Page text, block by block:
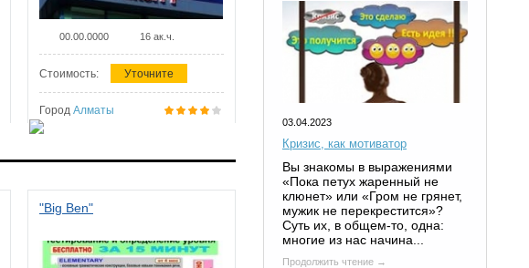
00.00.0000 16 ак.ч.
Стоимость: Уточните
Город Алматы
"Big Ben"
03.04.2023
Кризис, как мотиватор
Вы знакомы в выражениями
«Пока петух жаренный не
клюнет» или «Гром не грянет,
мужик не перекрестится»?
Суть их, в общем-то, одна:
многие из нас начина...
Продолжить чтение →